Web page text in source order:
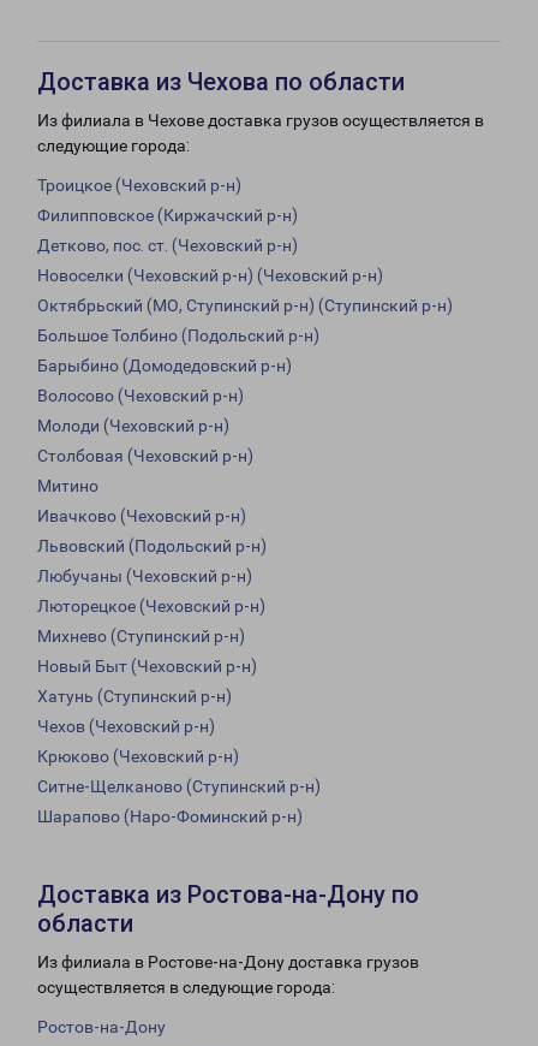
Доставка из Чехова по области
Из филиала в Чехове доставка грузов осуществляется в
следующие города:
Троицкое (Чеховский р-н)
Филипповское (Киржачский р-н)
Детково, пос. ст. (Чеховский р-н)
Новоселки (Чеховский р-н) (Чеховский р-н)
Октябрьский (МО, Ступинский р-н) (Ступинский р-н)
Большое Толбино (Подольский р-н)
Барыбино (Домодедовский р-н)
Волосово (Чеховский р-н)
Молоди (Чеховский р-н)
Столбовая (Чеховский р-н)
Митино
Ивачково (Чеховский р-н)
Львовский (Подольский р-н)
Любучаны (Чеховский р-н)
Люторецкое (Чеховский р-н)
Михнево (Ступинский р-н)
Новый Быт (Чеховский р-н)
Хатунь (Ступинский р-н)
Чехов (Чеховский р-н)
Крюково (Чеховский р-н)
Ситне-Щелканово (Ступинский р-н)
Шарапово (Наро-Фоминский р-н)
Доставка из Ростова-на-Дону по
области
Из филиала в Ростове-на-Дону доставка грузов
осуществляется в следующие города:
Ростов-на-Дону